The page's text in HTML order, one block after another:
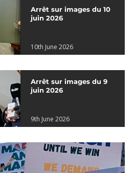
Arrêt sur images du 10
juin 2026
10th June 2026
Arrêt sur images du 9
juin 2026
9th June 2026